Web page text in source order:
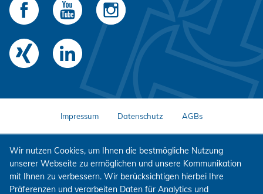
Impressum Datenschutz AGBs
Wir nutzen Cookies, um Ihnen die bestmögliche Nutzung
unserer Webseite zu ermöglichen und unsere Kommunikation
mit Ihnen zu verbessern. Wir berücksichtigen hierbei Ihre
Präferenzen und verarbeiten Daten für Analytics und